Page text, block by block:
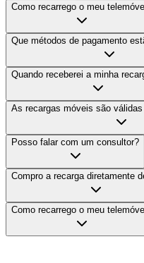
Como recarrego o meu
Que métodos de pagamento
Quando receberei a minha
As recargas móveis são
Posso falar com um consultor?
Compro a recarga diretamente
Como recarrego o meu